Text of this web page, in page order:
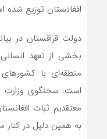
افغانستان توزیع شده
دولت قزاقستان در
بخشی از تعهد
منطقه‌ای با کشورهای
است. سخنگوی وزارت
معتقدیم ثبات
به همین دلیل در کنار